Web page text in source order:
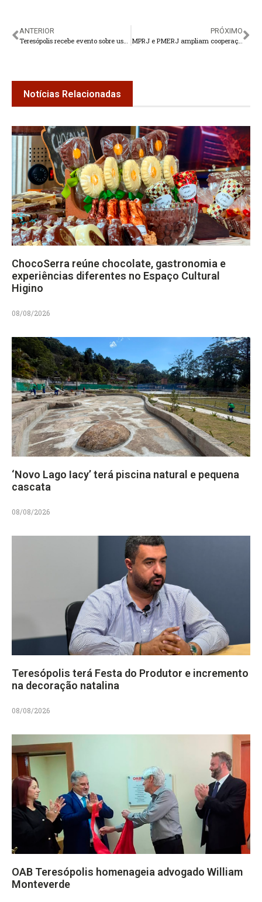
ANTERIOR
Teresópolis recebe evento sobre uso da tecnologia no campo
PRÓXIMO
MPRJ e PMERJ ampliam cooperação para a localização de pessoas desaparecidas
Notícias Relacionadas
ChocoSerra reúne chocolate, gastronomia e
experiências diferentes no Espaço Cultural
Higino
08/08/2026
‘Novo Lago Iacy’ terá piscina natural e pequena
cascata
08/08/2026
Teresópolis terá Festa do Produtor e incremento
na decoração natalina
08/08/2026
OAB Teresópolis homenageia advogado William
Monteverde